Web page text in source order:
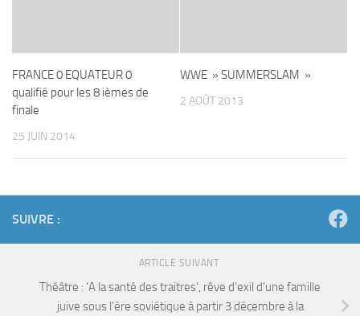
FRANCE 0 EQUATEUR 0
qualifié pour les 8 ièmes de
finale
25 JUIN 2014
WWE » SUMMERSLAM »
2 AOÛT 2013
SUIVRE :
ARTICLE SUIVANT
Théâtre : ‘A la santé des traitres’, rêve d’exil d’une famille
juive sous l’ère soviétique à partir 3 décembre à la